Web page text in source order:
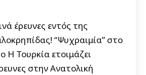
έρευνες εντός της
“Ψυχραιμία” στο
Η Τουρκία ετοιμάζει
στην Ανατολική